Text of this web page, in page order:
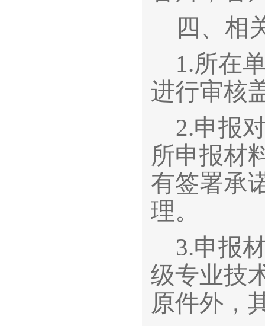
四、相
1.所在
进行审核
2.申报
所申报材
有签署承
理。
3.申报
级专业技
原件外，